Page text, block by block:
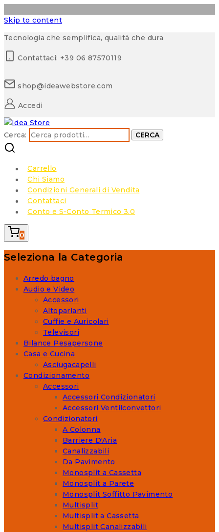
Skip to content
Tecnologia che semplifica, qualità che dura
Contattaci: +39 06 87570119
shop@ideawebstore.com
Accedi
Cerca: CERCA
Carrello
Chi Siamo
Condizioni Generali di Vendita
Contattaci
Conto e S-Conto Termico 3.0
0
Seleziona la Categoria
Arredo bagno
Audio e Video
Accessori
Altoparlanti
Cuffie e Auricolari
Televisori
Bilance Pesapersone
Casa e Cucina
Asciugacapelli
Condizionamento
Accessori
Accessori Condizionatori
Accessori Ventilconvettori
Condizionatori
A Colonna
Barriere D'Aria
Canalizzabili
Da Pavimento
Monosplit a Cassetta
Monosplit a Parete
Monosplit Soffitto Pavimento
Multisplit
Multisplit a Cassetta
Multisplit Canalizzabili